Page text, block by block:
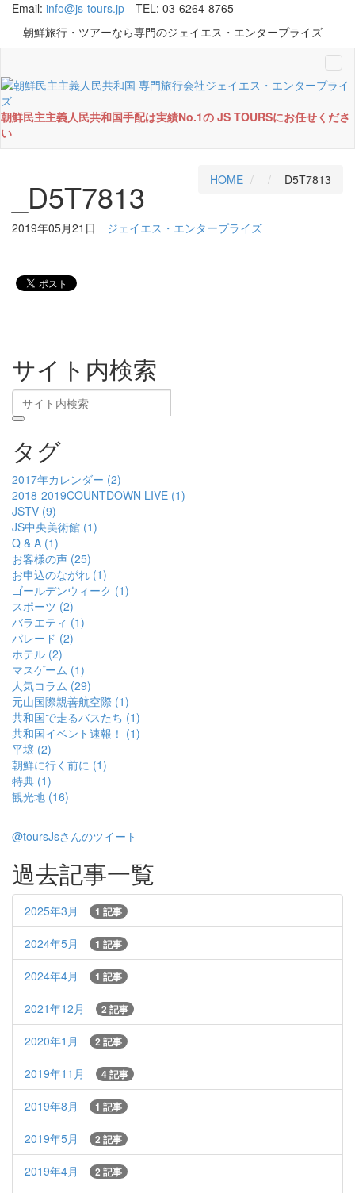
Email: info@js-tours.jp
TEL: 03-6264-8765
朝鮮旅行・ツアーなら専門のジェイエス・エンタープライズ
朝鮮民主主義人民共和国手配は実績No.1の JS TOURSにお任せくださ
い
_D5T7813 HOME _D5T7813
2019年05月21日 ジェイエス・エンタープライズ
サイト内検索
タグ
2017年カレンダー (2)
2018-2019COUNTDOWN LIVE (1)
JSTV (9)
JS中央美術館 (1)
Q & A (1)
お客様の声 (25)
お申込のながれ (1)
ゴールデンウィーク (1)
スポーツ (2)
バラエティ (1)
パレード (2)
ホテル (2)
マスゲーム (1)
人気コラム (29)
元山国際親善航空際 (1)
共和国で走るバスたち (1)
共和国イベント速報！ (1)
平壌 (2)
朝鮮に行く前に (1)
特典 (1)
観光地 (16)
@toursJsさんのツイート
過去記事一覧
2025年3月 1 記事
2024年5月 1 記事
2024年4月 1 記事
2021年12月 2 記事
2020年1月 2 記事
2019年11月 4 記事
2019年8月 1 記事
2019年5月 2 記事
2019年4月 2 記事